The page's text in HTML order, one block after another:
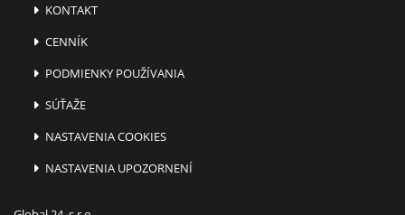
KONTAKT
CENNÍK
PODMIENKY POUŽÍVANIA
SÚŤAŽE
NASTAVENIA COOKIES
NASTAVENIA UPOZORNENÍ